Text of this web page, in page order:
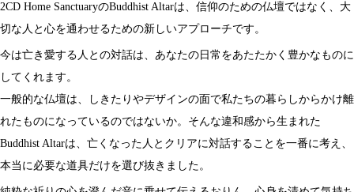
2CD Home SanctuaryのBuddhist Altarは、信仰のための仏壇ではなく、大
切な人と心を通わせるための新しいアプローチです。
今は亡き愛する人との対話は、あなたの日常をあたたかく豊かなものに
してくれます。
一般的な仏壇は、しきたりやデザインの面で私たちの暮らしからかけ離
れたものになっているのではないか。そんな違和感から生まれた
Buddhist Altarは、亡くなった人とクリアに対話することを一番に考え、
本当に必要な道具だけを選び抜きました。